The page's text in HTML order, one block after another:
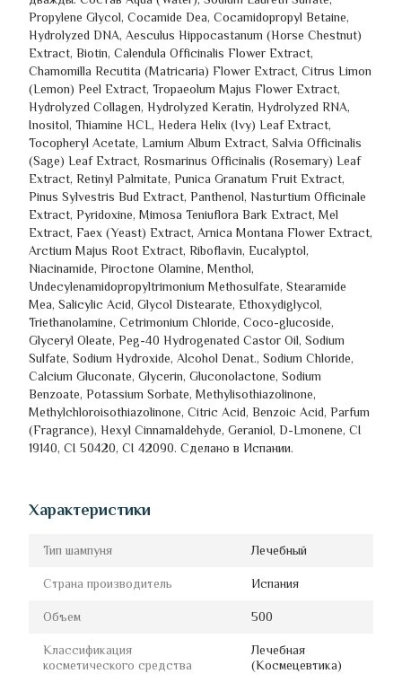
Propylene Glycol, Cocamide Dea, Cocamidopropyl Betaine,
Hydrolyzed DNA, Aesculus Hippocastanum (Horse Chestnut)
Extract, Biotin, Calendula Officinalis Flower Extract,
Chamomilla Recutita (Matricaria) Flower Extract, Citrus Limon
(Lemon) Peel Extract, Tropaeolum Majus Flower Extract,
Hydrolyzed Collagen, Hydrolyzed Keratin, Hydrolyzed RNA,
Inositol, Thiamine HCL, Hedera Helix (Ivy) Leaf Extract,
Tocopheryl Acetate, Lamium Album Extract, Salvia Officinalis
(Sage) Leaf Extract, Rosmarinus Officinalis (Rosemary) Leaf
Extract, Retinyl Palmitate, Punica Granatum Fruit Extract,
Pinus Sylvestris Bud Extract, Panthenol, Nasturtium Officinale
Extract, Pyridoxine, Mimosa Teniuflora Bark Extract, Mel
Extract, Faex (Yeast) Extract, Arnica Montana Flower Extract,
Arctium Majus Root Extract, Riboflavin, Eucalyptol,
Niacinamide, Piroctone Olamine, Menthol,
Undecylenamidopropyltrimonium Methosulfate, Stearamide
Mea, Salicylic Acid, Glycol Distearate, Ethoxydiglycol,
Triethanolamine, Cetrimonium Chloride, Coco-glucoside,
Glyceryl Oleate, Peg-40 Hydrogenated Castor Oil, Sodium
Sulfate, Sodium Hydroxide, Alcohol Denat., Sodium Chloride,
Calcium Gluconate, Glycerin, Gluconolactone, Sodium
Benzoate, Potassium Sorbate, Methylisothiazolinone,
Methylchloroisothiazolinone, Citric Acid, Benzoic Acid, Parfum
(Fragrance), Hexyl Cinnamaldehyde, Geraniol, D-Lmonene, CI
19140, CI 50420, CI 42090. Сделано в Испании.
Характеристики
Тип шампуня Лечебный
Страна производитель Испания
Объем 500
Классификация
косметического средства
Лечебная
(Космецевтика)